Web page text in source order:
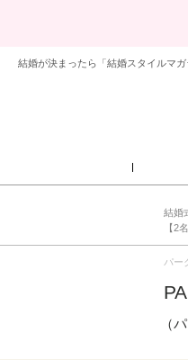
結婚が決まったら「結婚スタイルマガ
結婚
【2
パー
（